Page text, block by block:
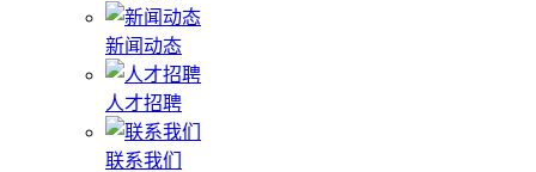
新闻动态
人才招聘
联系我们